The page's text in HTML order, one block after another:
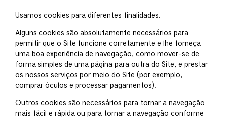
Usamos cookies para diferentes finalidades.
Alguns cookies são absolutamente necessários para
permitir que o Site funcione corretamente e lhe forneça
uma boa experiência de navegação, como mover-se de
forma simples de uma página para outra do Site, e prestar
os nossos serviços por meio do Site (por exemplo,
comprar óculos e processar pagamentos).
Outros cookies são necessários para tornar a navegação
mais fácil e rápida ou para tornar a navegação conforme